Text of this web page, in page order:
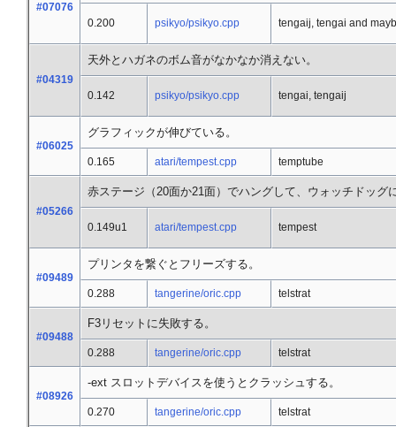
#07076
0.200 psikyo/psikyo.cpp tengaij, tengai and
#04319
天外とハガネのボム音がなかなか消えない。
0.142 psikyo/psikyo.cpp tengai, tengaij
#06025
グラフィックが伸びている。
0.165 atari/tempest.cpp temptube
#05266
赤ステージ（20面か21面）でハングして、ウォッチドッグ
0.149u1 atari/tempest.cpp tempest
#09489
プリンタを繋ぐとフリーズする。
0.288 tangerine/oric.cpp telstrat
#09488
F3リセットに失敗する。
0.288 tangerine/oric.cpp telstrat
#08926
-ext スロットデバイスを使うとクラッシュする。
0.270 tangerine/oric.cpp telstrat